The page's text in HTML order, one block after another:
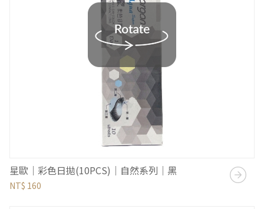
星歐｜彩色日拋(10PCS)｜自然系列｜黑
NT$ 160